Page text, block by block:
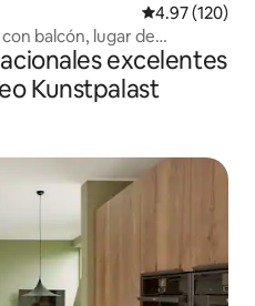
Calificación
4.97 (120)
balcón, lugar de
excelentes
Kunstpalast